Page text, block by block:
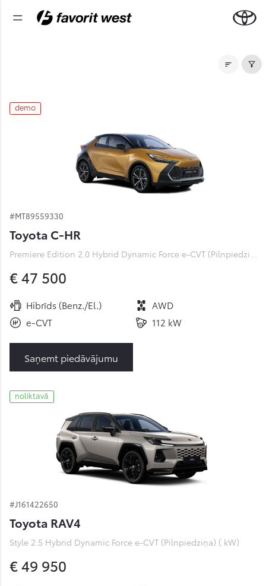
demo
#MT89559330
Toyota C-HR
Premiere Edition 2.0 Hybrid Dynamic Force e-CVT (Pilnpiedziņa) (112 kW)
€ 47 500
Hibrīds (Benz./El.)
AWD
e-CVT
112 kW
Saņemt piedāvājumu
noliktavā
#J161422650
Toyota RAV4
Style 2.5 Hybrid Dynamic Force e-CVT (Pilnpiedziņa) ( kW)
€ 49 950